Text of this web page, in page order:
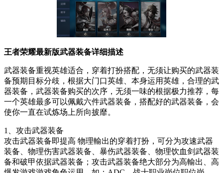
王者荣耀最新版武器装备详细描述
武器装备重视英雄适合，穿着打扮搭配，无须让购买的武器装
备预期目标分歧，根据大门口英雄、本身运用英雄，合理的武
器装备，武器装备购买的次序，无须一味的根据极力推荐，每
一个英雄最多可以佩戴六件武器装备，搭配好的武器装备，会
使你一直在试炼场上所向披靡。
1、攻击武器装备
攻击武器装备即提高 物理輸出的穿着打扮，可分为攻速武器
装备、物理伤害武器装备、暴伤武器装备、物理饮血剑武器装
备和破甲依据武器装备；攻击武器装备绝大部分为高輸出、高